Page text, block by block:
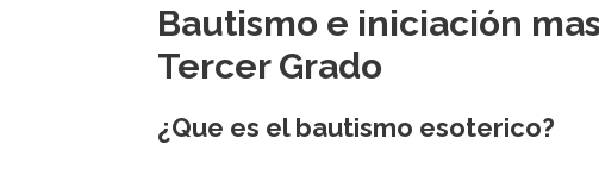
Bautismo e iniciación
Tercer Grado
¿Que es el bautismo esoterico?